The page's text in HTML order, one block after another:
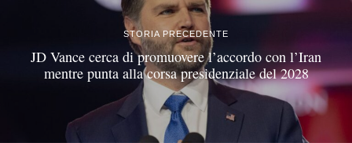
STORIA PRECEDENTE
JD Vance cerca di promuovere l’accordo con l’Iran
mentre punta alla corsa presidenziale del 2028